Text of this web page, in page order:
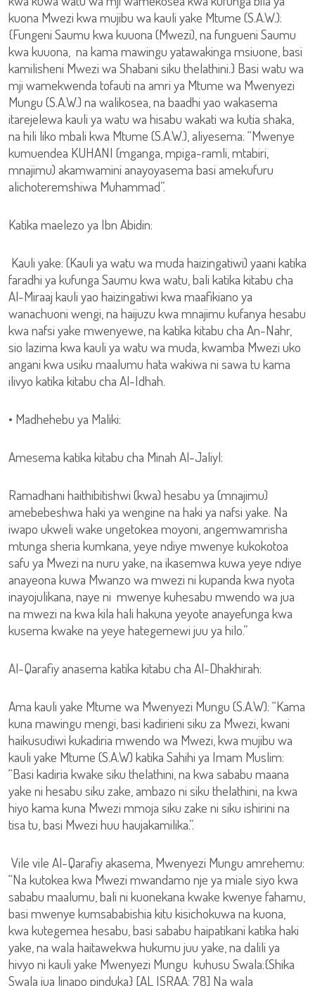
kuona Mwezi kwa mujibu wa kauli yake Mtume (S.A.W.):
{Fungeni Saumu kwa kuuona (Mwezi), na fungueni Saumu
kwa kuuona, na kama mawingu yatawakinga msiuone, basi
kamilisheni Mwezi wa Shabani siku thelathini.} Basi watu wa
mji wamekwenda tofauti na amri ya Mtume wa Mwenyezi
Mungu (S.A.W.) na walikosea, na baadhi yao wakasema
itarejelewa kauli ya watu wa hisabu wakati wa kutia shaka,
na hili liko mbali kwa Mtume (S.A.W.), aliyesema: “Mwenye
kumuendea KUHANI (mganga, mpiga-ramli, mtabiri,
mnajimu) akamwamini anayoyasema basi amekufuru
alichoteremshiwa Muhammad”.
Katika maelezo ya Ibn Abidin:
Kauli yake: (Kauli ya watu wa muda haizingatiwi) yaani katika
faradhi ya kufunga Saumu kwa watu, bali katika kitabu cha
Al-Miraaj kauli yao haizingatiwi kwa maafikiano ya
wanachuoni wengi, na haijuzu kwa mnajimu kufanya hesabu
kwa nafsi yake mwenyewe, na katika kitabu cha An-Nahr,
sio lazima kwa kauli ya watu wa muda, kwamba Mwezi uko
angani kwa usiku maalumu hata wakiwa ni sawa tu kama
ilivyo katika kitabu cha Al-Idhah.
• Madhehebu ya Maliki:
Amesema katika kitabu cha Minah Al-Jaliyl:
Ramadhani haithibitishwi (kwa) hesabu ya (mnajimu)
amebebeshwa haki ya wengine na haki ya nafsi yake. Na
iwapo ukweli wake ungetokea moyoni, angemwamrisha
mtunga sheria kumkana, yeye ndiye mwenye kukokotoa
safu ya Mwezi na nuru yake, na ikasemwa kuwa yeye ndiye
anayeona kuwa Mwanzo wa mwezi ni kupanda kwa nyota
inayojulikana, naye ni mwenye kuhesabu mwendo wa jua
na mwezi na kwa kila hali hakuna yeyote anayefunga kwa
kusema kwake na yeye hategemewi juu ya hilo.”
Al-Qarafiy anasema katika kitabu cha Al-Dhakhirah:
Ama kauli yake Mtume wa Mwenyezi Mungu (S.A.W): “Kama
kuna mawingu mengi, basi kadirieni siku za Mwezi, kwani
haikusudiwi kukadiria mwendo wa Mwezi, kwa mujibu wa
kauli yake Mtume (S.A.W) katika Sahihi ya Imam Muslim:
“Basi kadiria kwake siku thelathini, na kwa sababu maana
yake ni hesabu siku zake, ambazo ni siku thelathini, na kwa
hiyo kama kuna Mwezi mmoja siku zake ni siku ishirini na
tisa tu, basi Mwezi huu haujakamilika.”.
Vile vile Al-Qarafiy akasema, Mwenyezi Mungu amrehemu:
“Na kutokea kwa Mwezi mwandamo nje ya miale siyo kwa
sababu maalumu, bali ni kuonekana kwake kwenye fahamu,
basi mwenye kumsababishia kitu kisichokuwa na kuona,
kwa kutegemea hesabu, basi sababu haipatikani katika haki
yake, na wala haitawekwa hukumu juu yake, na dalili ya
hivyo ni kauli yake Mwenyezi Mungu kuhusu Swala:{Shika
Swala jua linapo pinduka} [AL ISRAA: 78] Na wala